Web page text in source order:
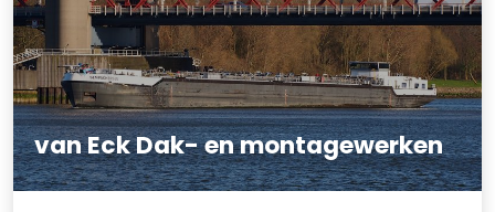
van Eck Dak- en montagewerken